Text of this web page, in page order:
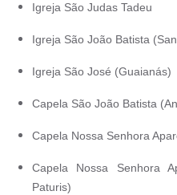
Igreja São Judas Tadeu
Igreja São João Batista
Igreja São José (Guaianás)
Capela São João Batista
Capela Nossa Senhora
Capela Nossa Senhora
Paturis)